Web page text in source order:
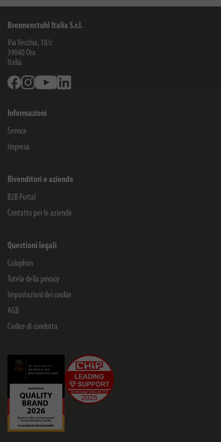
Brennenstuhl Italia S.r.l.
Via Vecchia, 18/c
39040Ora
Italia
FacebookInstagramYoutube
Informazioni
Service
Impresa
Rivenditori e aziende
B2B Portal
Contatto per le aziende
Questioni legali
Colophon
Tutela della privacy
Impostazioni dei cookie
AGB
Codice di condotta